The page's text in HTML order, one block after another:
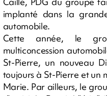
implanté dans la
automobile.
Cette année, le
multiconcession
St-Pierre, un nouveau
toujours à St-Pierre et un
Marie. Par ailleurs, le